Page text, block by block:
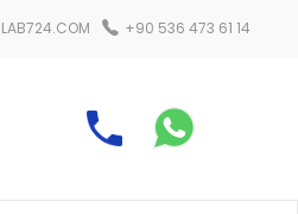
+90 536 473 61 14